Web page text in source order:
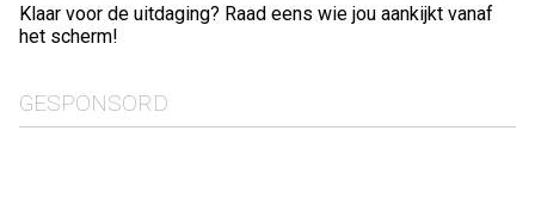
Klaar voor de uitdaging? Raad eens wie jou aankijkt vanaf
het scherm!
GESPONSORD